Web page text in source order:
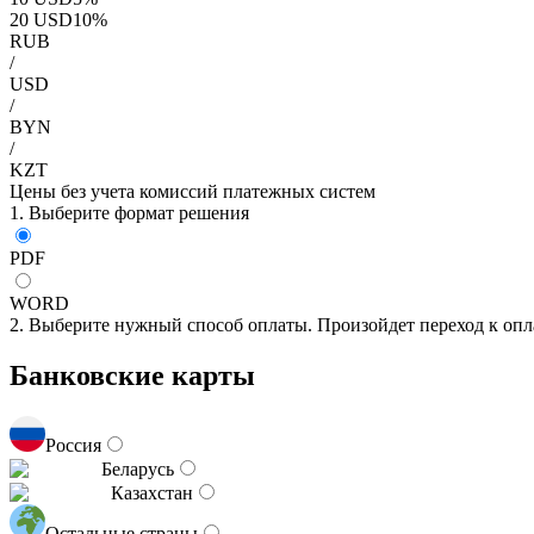
20 USD10%
RUB
/
USD
/
BYN
/
KZT
Цены без учета комиссий платежных систем
1. Выберите формат решения
PDF
WORD
2. Выберите нужный способ оплаты. Произойдет переход к
Банковские карты
Россия
Беларусь
Казахстан